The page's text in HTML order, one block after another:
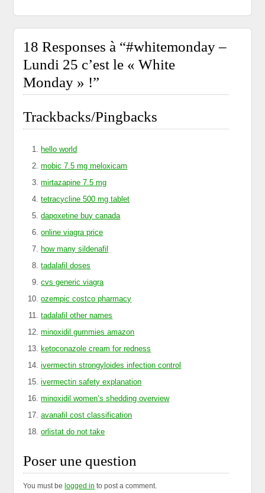
18 Responses à “#whitemonday –
Lundi 25 c’est le « White
Monday » !”
Trackbacks/Pingbacks
hello world
mobic 7.5 mg meloxicam
mirtazapine 7.5 mg
tetracycline 500 mg tablet
dapoxetine buy canada
online viagra price
how many sildenafil
tadalafil doses
cvs generic viagra
ozempic costco pharmacy
tadalafil other names
minoxidil gummies amazon
ketoconazole cream for redness
ivermectin strongyloides infection control
ivermectin safety explanation
minoxidil women’s shedding overview
avanafil cost classification
orlistat do not take
Poser une question
You must be logged in to post a comment.